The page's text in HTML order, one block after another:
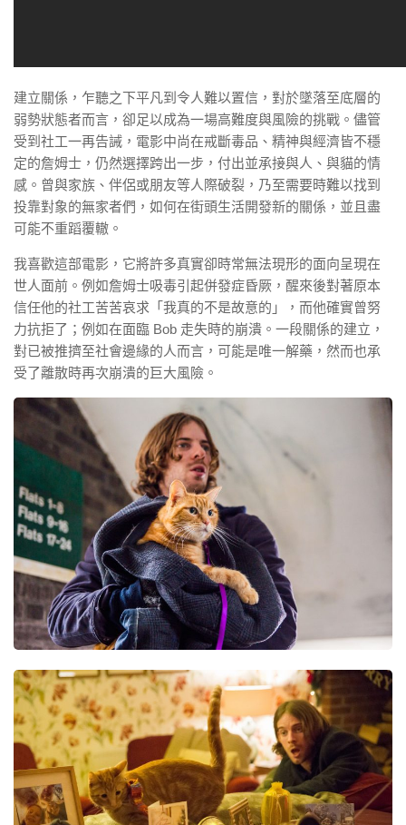
建立關係，乍聽之下平凡到令人難以置信，對於墜落至底層的
弱勢狀態者而言，卻足以成為一場高難度與風險的挑戰。儘管
受到社工一再告誡，電影中尚在戒斷毒品、精神與經濟皆不穩
定的詹姆士，仍然選擇跨出一步，付出並承接與人、與貓的情
感。曾與家族、伴侶或朋友等人際破裂，乃至需要時難以找到
投靠對象的無家者們，如何在街頭生活開發新的關係，並且盡
可能不重蹈覆轍。
我喜歡這部電影，它將許多真實卻時常無法現形的面向呈現在
世人面前。例如詹姆士吸毒引起併發症昏厥，醒來後對著原本
信任他的社工苦苦哀求「我真的不是故意的」，而他確實曾努
力抗拒了；例如在面臨 Bob 走失時的崩潰。一段關係的建立，
對已被推擠至社會邊緣的人而言，可能是唯一解藥，然而也承
受了離散時再次崩潰的巨大風險。